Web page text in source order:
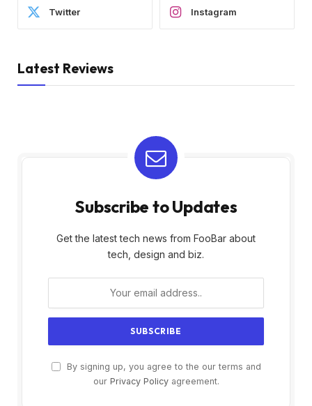
Twitter Instagram
Latest Reviews
Subscribe to Updates
Get the latest tech news from FooBar about
tech, design and biz.
By signing up, you agree to the our terms and
our Privacy Policyagreement.